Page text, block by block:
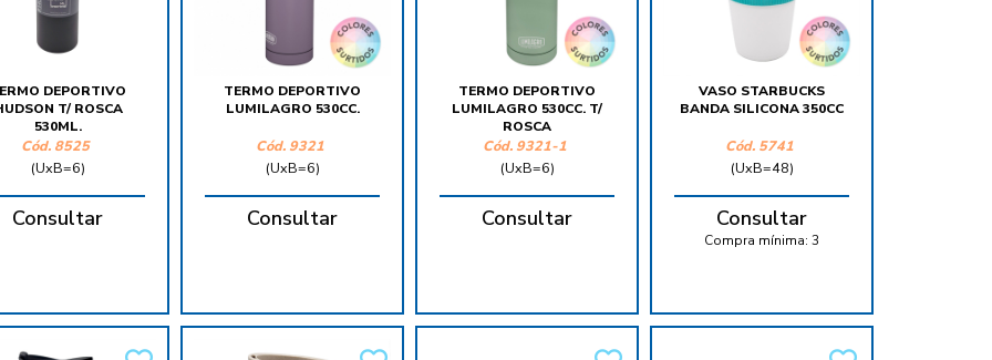
DEPORTIVO
T/ ROSCA
530ML.
Cód. 8525
(UxB=6)
Consultar
TERMO DEPORTIVO
LUMILAGRO 530CC.
Cód. 9321
(UxB=6)
Consultar
TERMO DEPORTIVO
LUMILAGRO 530CC. T/
ROSCA
Cód. 9321-1
(UxB=6)
Consultar
VASO STARBUCKS
BANDA SILICONA 350CC
Cód. 5741
(UxB=48)
Consultar
Compra mínima: 3